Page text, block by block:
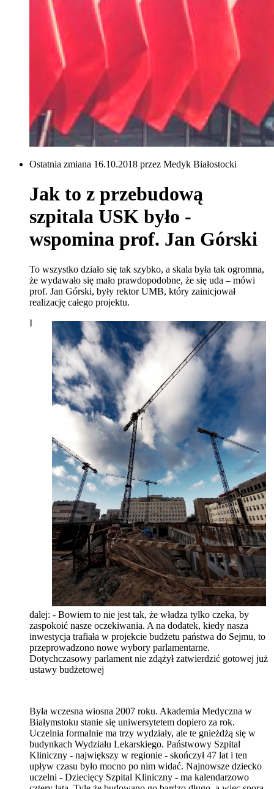
Ostatnia zmiana 16.10.2018 przez Medyk Białostocki
Jak to z przebudową
szpitala USK było -
wspomina prof. Jan Górski
To wszystko działo się tak szybko, a skala była tak ogromna,
że wydawało się mało prawdopodobne, że się uda – mówi
prof. Jan Górski, były rektor UMB, który zainicjował
realizację całego projektu.
I
dalej: - Bowiem to nie jest tak, że władza tylko czeka, by
zaspokoić nasze oczekiwania. A na dodatek, kiedy nasza
inwestycja trafiała w projekcie budżetu państwa do Sejmu, to
przeprowadzono nowe wybory parlamentarne.
Dotychczasowy parlament nie zdążył zatwierdzić gotowej już
ustawy budżetowej
Była wczesna wiosna 2007 roku. Akademia Medyczna w
Białymstoku stanie się uniwersytetem dopiero za rok.
Uczelnia formalnie ma trzy wydziały, ale te gnieżdżą się w
budynkach Wydziału Lekarskiego. Państwowy Szpital
Kliniczny - największy w regionie - skończył 47 lat i ten
upływ czasu było mocno po nim widać. Najnowsze dziecko
uczelni - Dziecięcy Szpital Kliniczny - ma kalendarzowo